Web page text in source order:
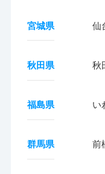
宮城県 仙
秋田県 秋
福島県 い
群馬県 前